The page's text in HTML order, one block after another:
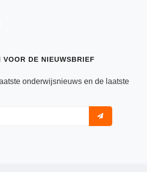
VOOR DE NIEUWSBRIEF
onderwijsnieuws en de laatste